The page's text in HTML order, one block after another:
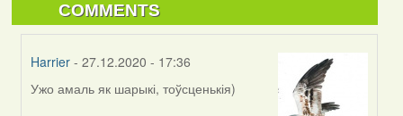
COMMENTS
Harrier - 27.12.2020 - 17:36
In
Ужо амаль як шарыкі, тоўсценькія)